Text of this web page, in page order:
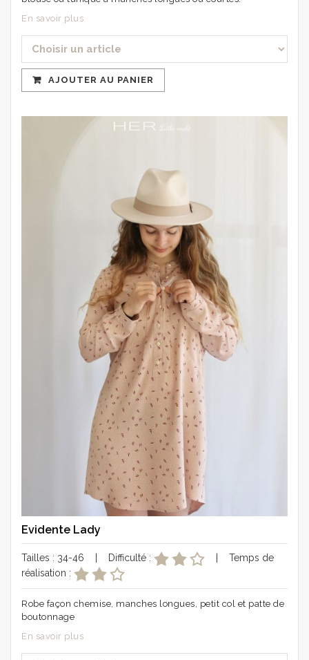
En savoir plus
AJOUTER AU PANIER
Evidente Lady
Tailles : 34-46 | Difficulté :
| Temps de
réalisation :
Robe façon chemise, manches longues, petit col et patte de
boutonnage
En savoir plus